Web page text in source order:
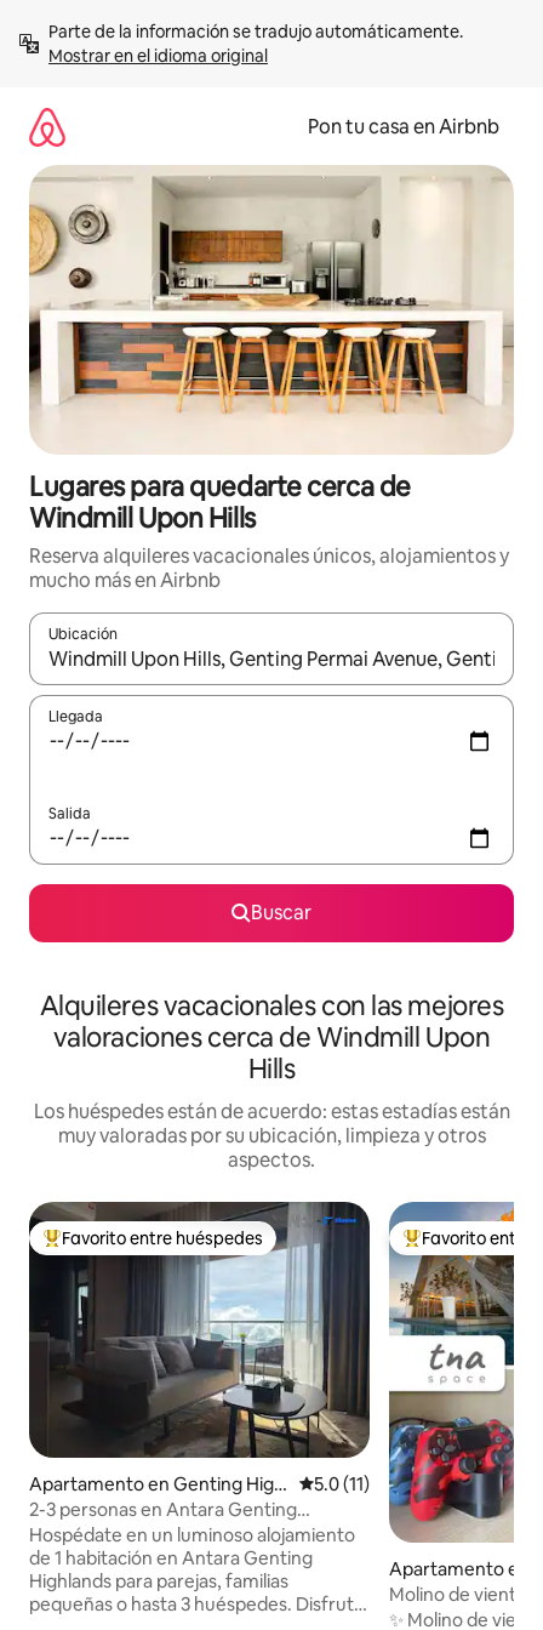
contenidoMostrar en el idioma original
Pon tu casa en Airbnb
Lugares para quedarte cerca de
Windmill Upon Hills
Reserva alquileres vacacionales únicos, alojamientos y
mucho más en Airbnb
Ubicación
Cuando los resultados estén disponibles, navega con las
Llegada
Salida
Buscar
Alquileres vacacionales con las mejores
valoraciones cerca de Windmill Upon
Hills
Los huéspedes están de acuerdo: estas estadías están
muy valoradas por su ubicación, limpieza y otros
aspectos.
Favorito entre huéspedes preferido
Favorito entre huéspedes
Apartamento en Genting Highl
ands
Calificación promedio: 5.0 de
5.0 (11)
2-3 personas en Antara Genting
Highlands por Silaslee
Hospédate en un luminoso alojamiento
de 1 habitación en Antara Genting
Highlands para parejas, familias
pequeñas o hasta 3 huéspedes. Disfruta
Favorito entre
Favorito entre
Apartamento en
ighlands
Molino de viento
montaña • PS4 •
✨ Molino de